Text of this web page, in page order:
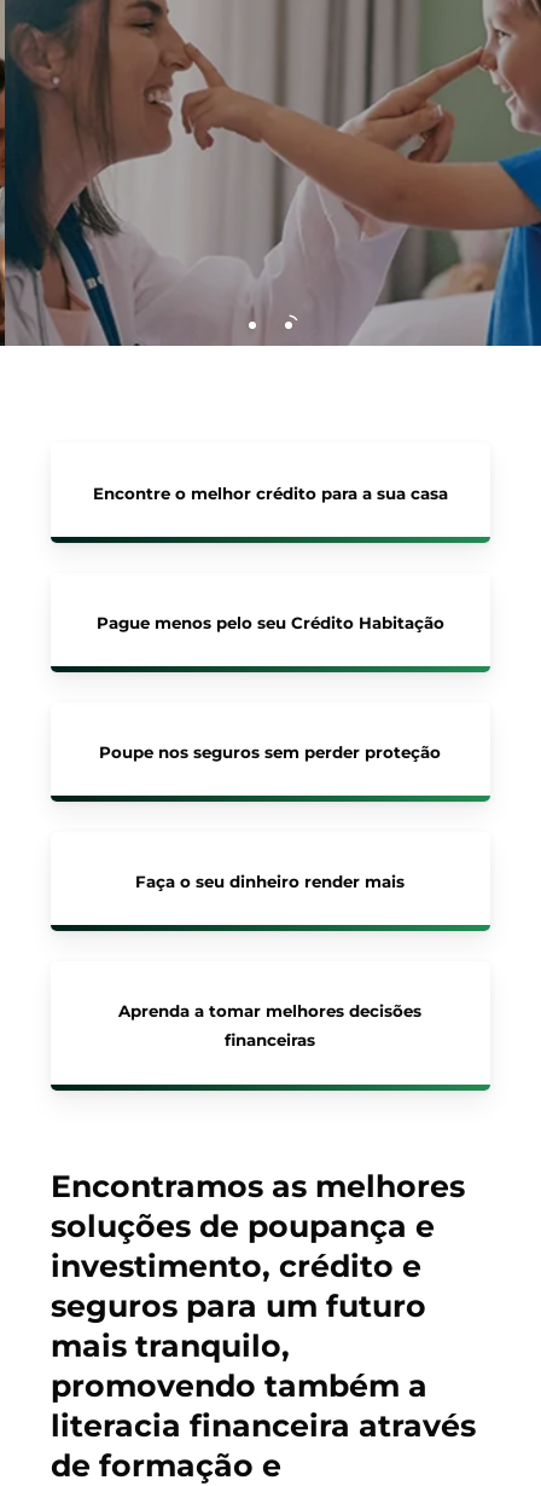
Encontre o melhor crédito para a sua casa
Pague menos pelo seu Crédito Habitação
Poupe nos seguros sem perder proteção
Faça o seu dinheiro render mais
Aprenda a tomar melhores decisões
financeiras
Encontramos as melhores
soluções de poupança e
investimento, crédito e
seguros para um futuro
mais tranquilo,
promovendo também a
literacia financeira através
de formação e